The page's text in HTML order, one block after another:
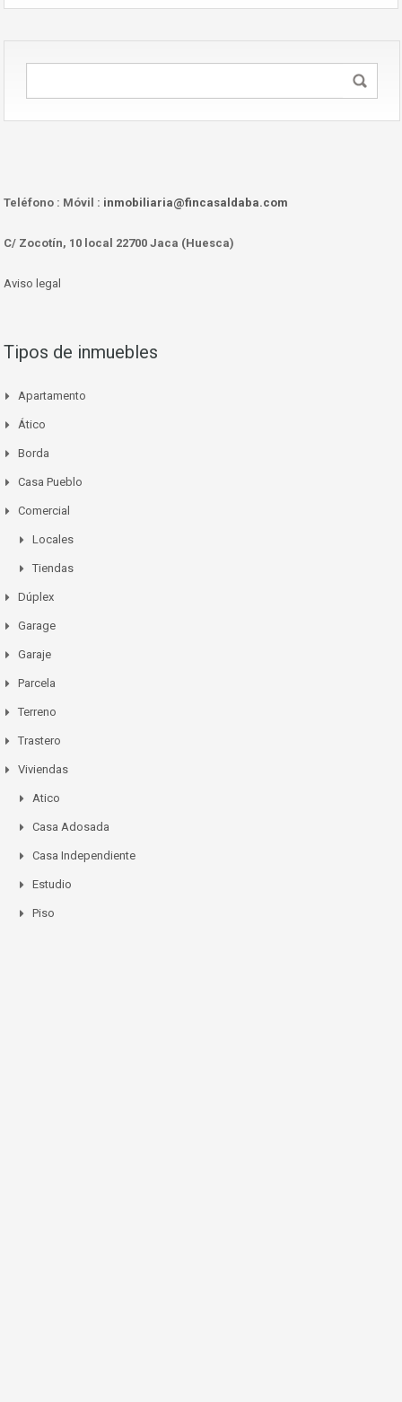
Teléfono : Móvil : inmobiliaria@fincasaldaba.com
C/ Zocotín, 10 local 22700 Jaca (Huesca)
Aviso legal
Tipos de inmuebles
Apartamento
Ático
Borda
Casa Pueblo
Comercial
Locales
Tiendas
Dúplex
Garage
Garaje
Parcela
Terreno
Trastero
Viviendas
Atico
Casa Adosada
Casa Independiente
Estudio
Piso